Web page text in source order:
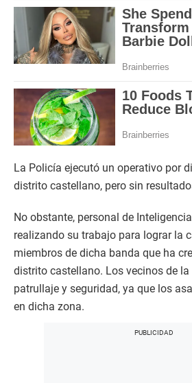
La Policía ejecutó un operativo por
distrito castellano, pero sin
No obstante, personal de
realizando su trabajo para lograr la
miembros de dicha banda que ha
distrito castellano. Los vecinos de
patrullaje y seguridad, ya que los
en dicha zona.